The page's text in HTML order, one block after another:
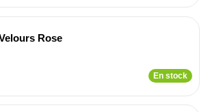
Rose
En stock